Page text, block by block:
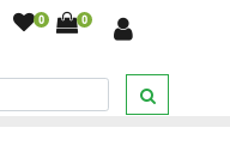
0 0
BIANCA UOMO